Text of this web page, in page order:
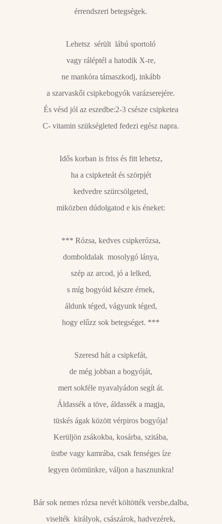
érrendszeri betegségek.
Lehetsz sérült lábú sportoló
vagy ráléptél a hatodik X-re,
ne mankóra támaszkodj, inkább
a szarvaskői csipkebogyók varázserejére.
És vésd jól az eszedbe:2-3 csésze csipketea
C- vitamin szükségleted fedezi egész napra.
Idős korban is friss és fitt lehetsz,
ha a csipketeát és szörpjét
kedvedre szürcsölgeted,
miközben dúdolgatod e kis éneket:
*** Rózsa, kedves csipkerózsa,
domboldalak mosolygó lánya,
szép az arcod, jó a lelked,
s míg bogyóid készre érnek,
áldunk téged, vágyunk téged,
hogy elűzz sok betegséget. ***
Szeresd hát a csipkefát,
de még jobban a bogyóját,
mert sokféle nyavalyádon segít át.
Áldassék a töve, áldassék a magja,
tüskés ágak között vérpiros bogyója!
Kerüljön zsákokba, kosárba, szitába,
üstbe vagy kamrába, csak fenséges íze
legyen örömünkre, váljon a hasznunkra!
Bár sok nemes rózsa nevét költötték versbe,dalba,
viselték királyok, császárok, hadvezérek,